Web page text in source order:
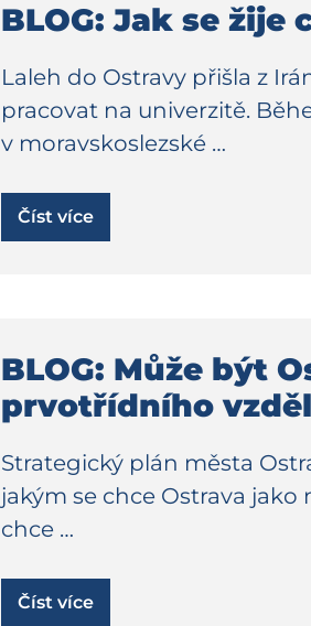
BLOG: Jak se žije
Laleh do Ostravy přišla z
pracovat na univerzitě.
v moravskoslezské …
Číst více
BLOG: Může být
prvotřídního
Strategický plán města
jakým se chce Ostrava
chce …
Číst více